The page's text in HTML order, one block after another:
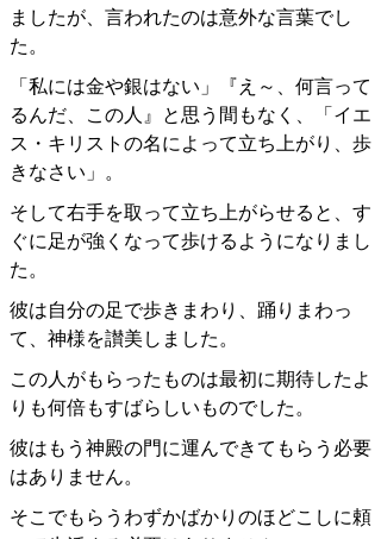
ましたが、言われたのは意外な言葉でし
た。
「私には金や銀はない」『え～、何言って
るんだ、この人』と思う間もなく、「イエ
ス・キリストの名によって立ち上がり、歩
きなさい」。
そして右手を取って立ち上がらせると、す
ぐに足が強くなって歩けるようになりまし
た。
彼は自分の足で歩きまわり、踊りまわっ
て、神様を讃美しました。
この人がもらったものは最初に期待したよ
りも何倍もすばらしいものでした。
彼はもう神殿の門に運んできてもらう必要
はありません。
そこでもらうわずかばかりのほどこしに頼